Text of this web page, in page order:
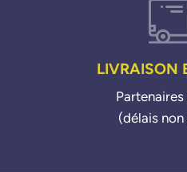
LIVRAISON
(délais